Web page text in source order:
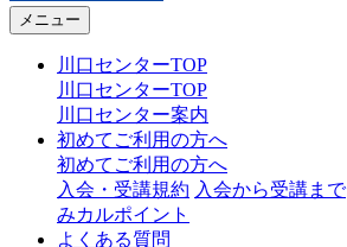
メニュー
川口センターTOP
川口センターTOP
川口センター案内
初めてご利用の方へ
初めてご利用の方へ
入会・受講規約 入会から受講まで
みカルポイント
よくある質問